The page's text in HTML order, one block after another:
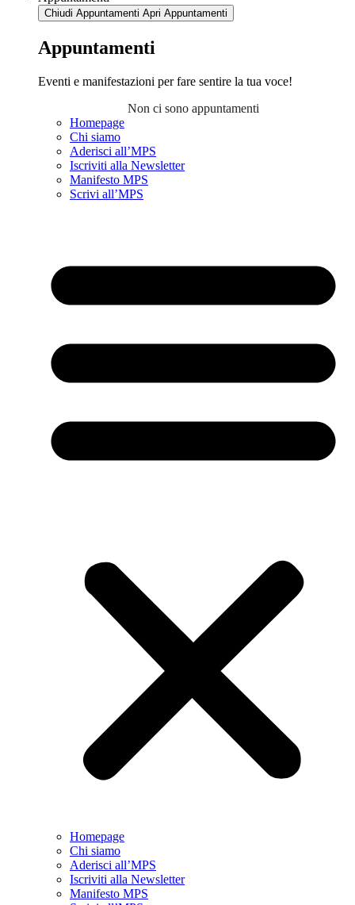
Chiudi Appuntamenti Apri Appuntamenti
Appuntamenti
Eventi e manifestazioni per fare sentire la tua voce!
Non ci sono appuntamenti
Homepage
Chi siamo
Aderisci all’MPS
Iscriviti alla Newsletter
Manifesto MPS
Scrivi all’MPS
Homepage
Chi siamo
Aderisci all’MPS
Iscriviti alla Newsletter
Manifesto MPS